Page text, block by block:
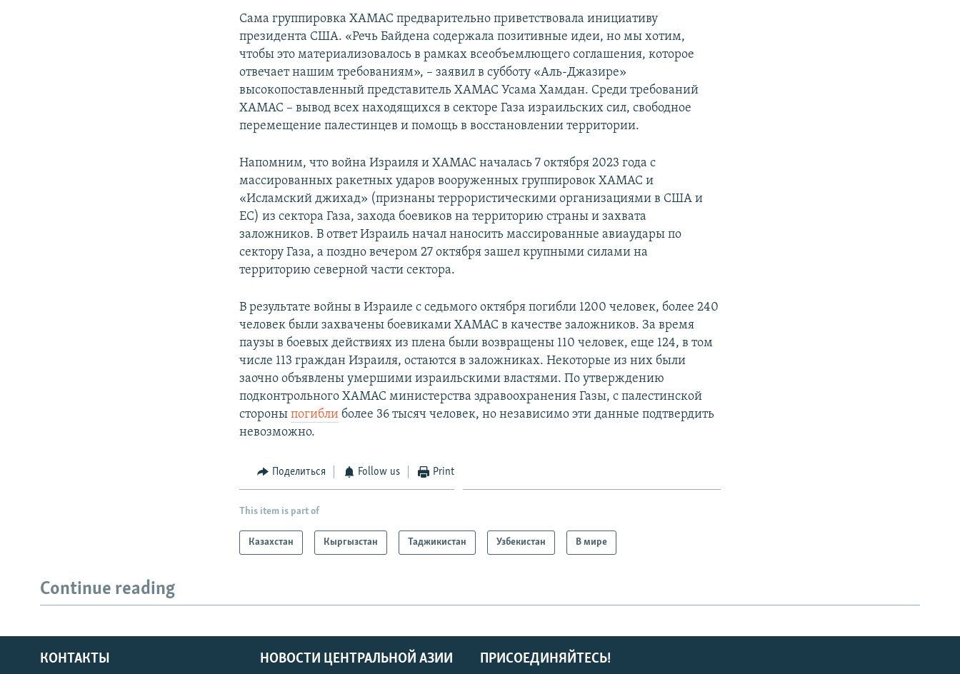
Сама группировка ХАМАС предварительно приветствовала инициативу
президента США. «Речь Байдена содержала позитивные идеи, но мы хотим,
чтобы это материализовалось в рамках всеобъемлющего соглашения, которое
отвечает нашим требованиям», – заявил в субботу «Аль-Джазире»
высокопоставленный представитель ХАМАС Усама Хамдан. Среди требований
ХАМАС – вывод всех находящихся в секторе Газа израильских сил, свободное
перемещение палестинцев и помощь в восстановлении территории.
Напомним, что война Израиля и ХАМАС началась 7 октября 2023 года с
массированных ракетных ударов вооруженных группировок ХАМАС и
«Исламский джихад» (признаны террористическими организациями в США и
ЕС) из сектора Газа, захода боевиков на территорию страны и захвата
заложников. В ответ Израиль начал наносить массированные авиаудары по
сектору Газа, а поздно вечером 27 октября зашел крупными силами на
территорию северной части сектора.
В результате войны в Израиле с седьмого октября погибли 1200 человек, более 240
человек были захвачены боевиками ХАМАС в качестве заложников. За время
паузы в боевых действиях из плена были возвращены 110 человек, еще 124, в том
числе 113 граждан Израиля, остаются в заложниках. Некоторые из них были
заочно объявлены умершими израильскими властями. По утверждению
подконтрольного ХАМАС министерства здравоохранения Газы, с палестинской
стороныпогибли более 36 тысяч человек, но независимо эти данные подтвердить
невозможно.
Поделиться Follow us Print
This item is part of
Казахстан Кыргызстан Таджикистан Узбекистан В мире
Continue reading
ПРИСОЕДИНЯЙТЕСЬ!
КОНТАКТЫ НОВОСТИ ЦЕНТРАЛЬНОЙ АЗИИ